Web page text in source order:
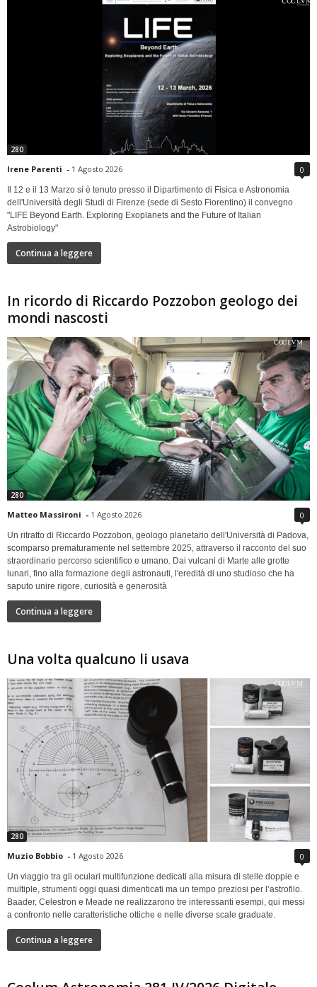
280
Irene Parenti - 1 Agosto 2026 0
Il 12 e il 13 Marzo si è tenuto presso il Dipartimento di Fisica e Astronomia
dell'Università degli Studi di Firenze (sede di Sesto Fiorentino) il convegno
"LIFE Beyond Earth. Exploring Exoplanets and the Future of Italian
Astrobiology"
Continua a leggere
In ricordo di Riccardo Pozzobon geologo dei
mondi nascosti
280
Matteo Massironi - 1 Agosto 2026 0
Un ritratto di Riccardo Pozzobon, geologo planetario dell'Università di Padova,
scomparso prematuramente nel settembre 2025, attraverso il racconto del suo
straordinario percorso scientifico e umano. Dai vulcani di Marte alle grotte
lunari, fino alla formazione degli astronauti, l'eredità di uno studioso che ha
saputo unire rigore, curiosità e generosità
Continua a leggere
Una volta qualcuno li usava
280
Muzio Bobbio - 1 Agosto 2026 0
Un viaggio tra gli oculari multifunzione dedicati alla misura di stelle doppie e
multiple, strumenti oggi quasi dimenticati ma un tempo preziosi per l’astrofilo.
Baader, Celestron e Meade ne realizzarono tre interessanti esempi, qui messi
a confronto nelle caratteristiche ottiche e nelle diverse scale graduate.
Continua a leggere